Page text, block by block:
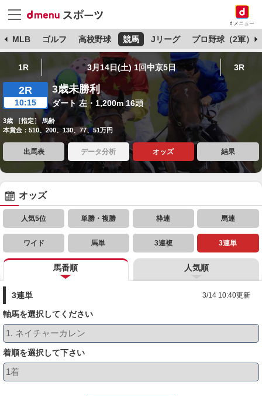
dメニュー
MLB ゴルフ 高校野球 競馬 Jリーグ プロ野球（2軍）
1R 3月14日(土) 1回中京5日 3R
2R
10:15
3歳未勝利
ダート 左・1,200m 16頭
3歳 ［指定］ 馬齢
本賞金：510、200、130、77、51万円
出馬表 データ分析 オッズ 結果
オッズ
人気5位 単勝・複勝 枠連 馬連
ワイド 馬単 3連複 3連単
馬番順 人気順
3連単 3/14 10:40更新
軸馬を選択してください
着順を選択して下さい